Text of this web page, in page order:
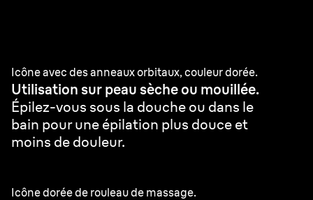
Icône avec des anneaux orbitaux, couleur dorée.
Utilisation sur peau sèche ou mouillée.
Épilez-vous sous la douche ou dans le
bain pour une épilation plus douce et
moins de douleur.
Icône dorée de rouleau de massage.